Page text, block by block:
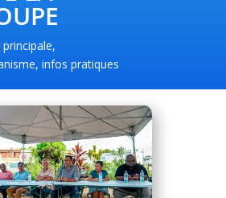
,
,infos pratiques